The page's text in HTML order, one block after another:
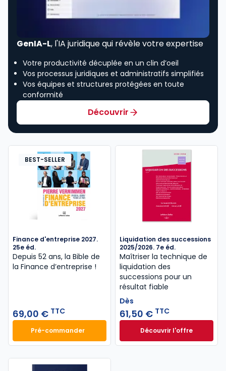
GenIA-L, l'IA juridique qui révèle votre expertise
Votre productivité décuplée en un clin d’oeil
Vos processus juridiques et administratifs simplifiés
Vos équipes et structures protégées en toute
conformité
Découvrir
BEST-SELLER
Finance d'entreprise 2027.
25e éd.
Depuis 52 ans, la Bible de
la Finance d’entreprise​ !
69,00 € TTC
Pré-commanderFinance d'entreprise 2027. 25e éd. à 69,00 € TTC
Liquidation des successions
2025/2026. 7e éd.
Maîtriser la technique de
liquidation des
successions pour un
résultat fiable
Dès
61,50 € TTC
Découvrir l'offre
Liquidation des
Dès